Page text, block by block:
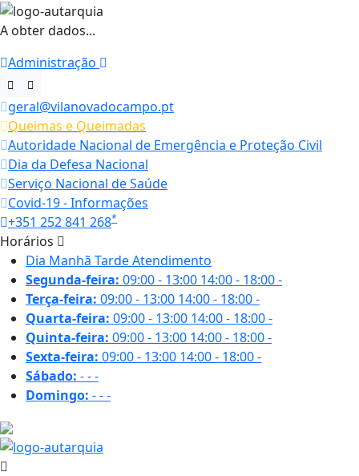
A obter dados...
Administração
geral@vilanovadocampo.pt
Queimas e Queimadas
Autoridade Nacional de Emergência e Proteção Civil
Dia da Defesa Nacional
Serviço Nacional de Saúde
Covid-19 - Informações
+351 252 841 268*
Horários
Dia Manhã TardeAtendimento
Segunda-feira: 09:00 - 13:00 14:00 - 18:00-
Terça-feira: 09:00 - 13:00 14:00 - 18:00-
Quarta-feira: 09:00 - 13:00 14:00 - 18:00-
Quinta-feira: 09:00 - 13:00 14:00 - 18:00-
Sexta-feira: 09:00 - 13:00 14:00 - 18:00-
Sábado: ---
Domingo: ---